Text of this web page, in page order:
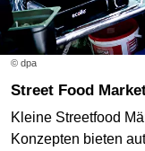
© dpa
Street Food
Kleine Streetfood
Konzepten bieten